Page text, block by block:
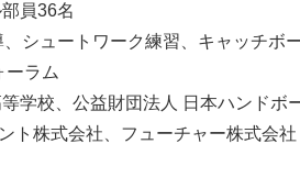
員36名
シュートワーク練習、キャッチボ
ーラム
学校、公益財団法人 日本ハンドボ
ト株式会社、フューチャー株式会社